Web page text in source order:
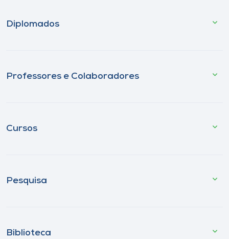
Diplomados
Professores e Colaboradores
Cursos
Pesquisa
Biblioteca